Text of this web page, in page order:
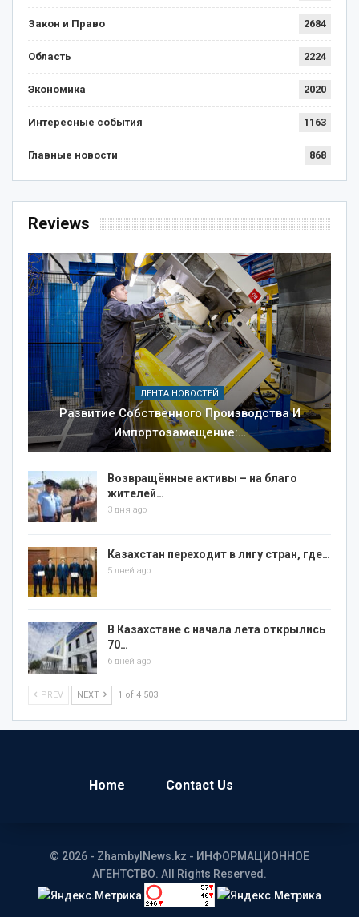
Закон и Право 2684
Область 2224
Экономика 2020
Интересные события 1163
Главные новости 868
Reviews
ЛЕНТА НОВОСТЕЙ
Развитие Собственного Производства И
Импортозамещение:…
Возвращённые активы – на благо
жителей…
3 дня ago
Казахстан переходит в лигу стран, где…
5 дней ago
В Казахстане с начала лета открылись
70…
6 дней ago
PREV NEXT 1 of 4 503
Home Contact Us
© 2026 - ZhambylNews.kz - ИНФОРМАЦИОННОЕ
АГЕНТСТВО. All Rights Reserved.